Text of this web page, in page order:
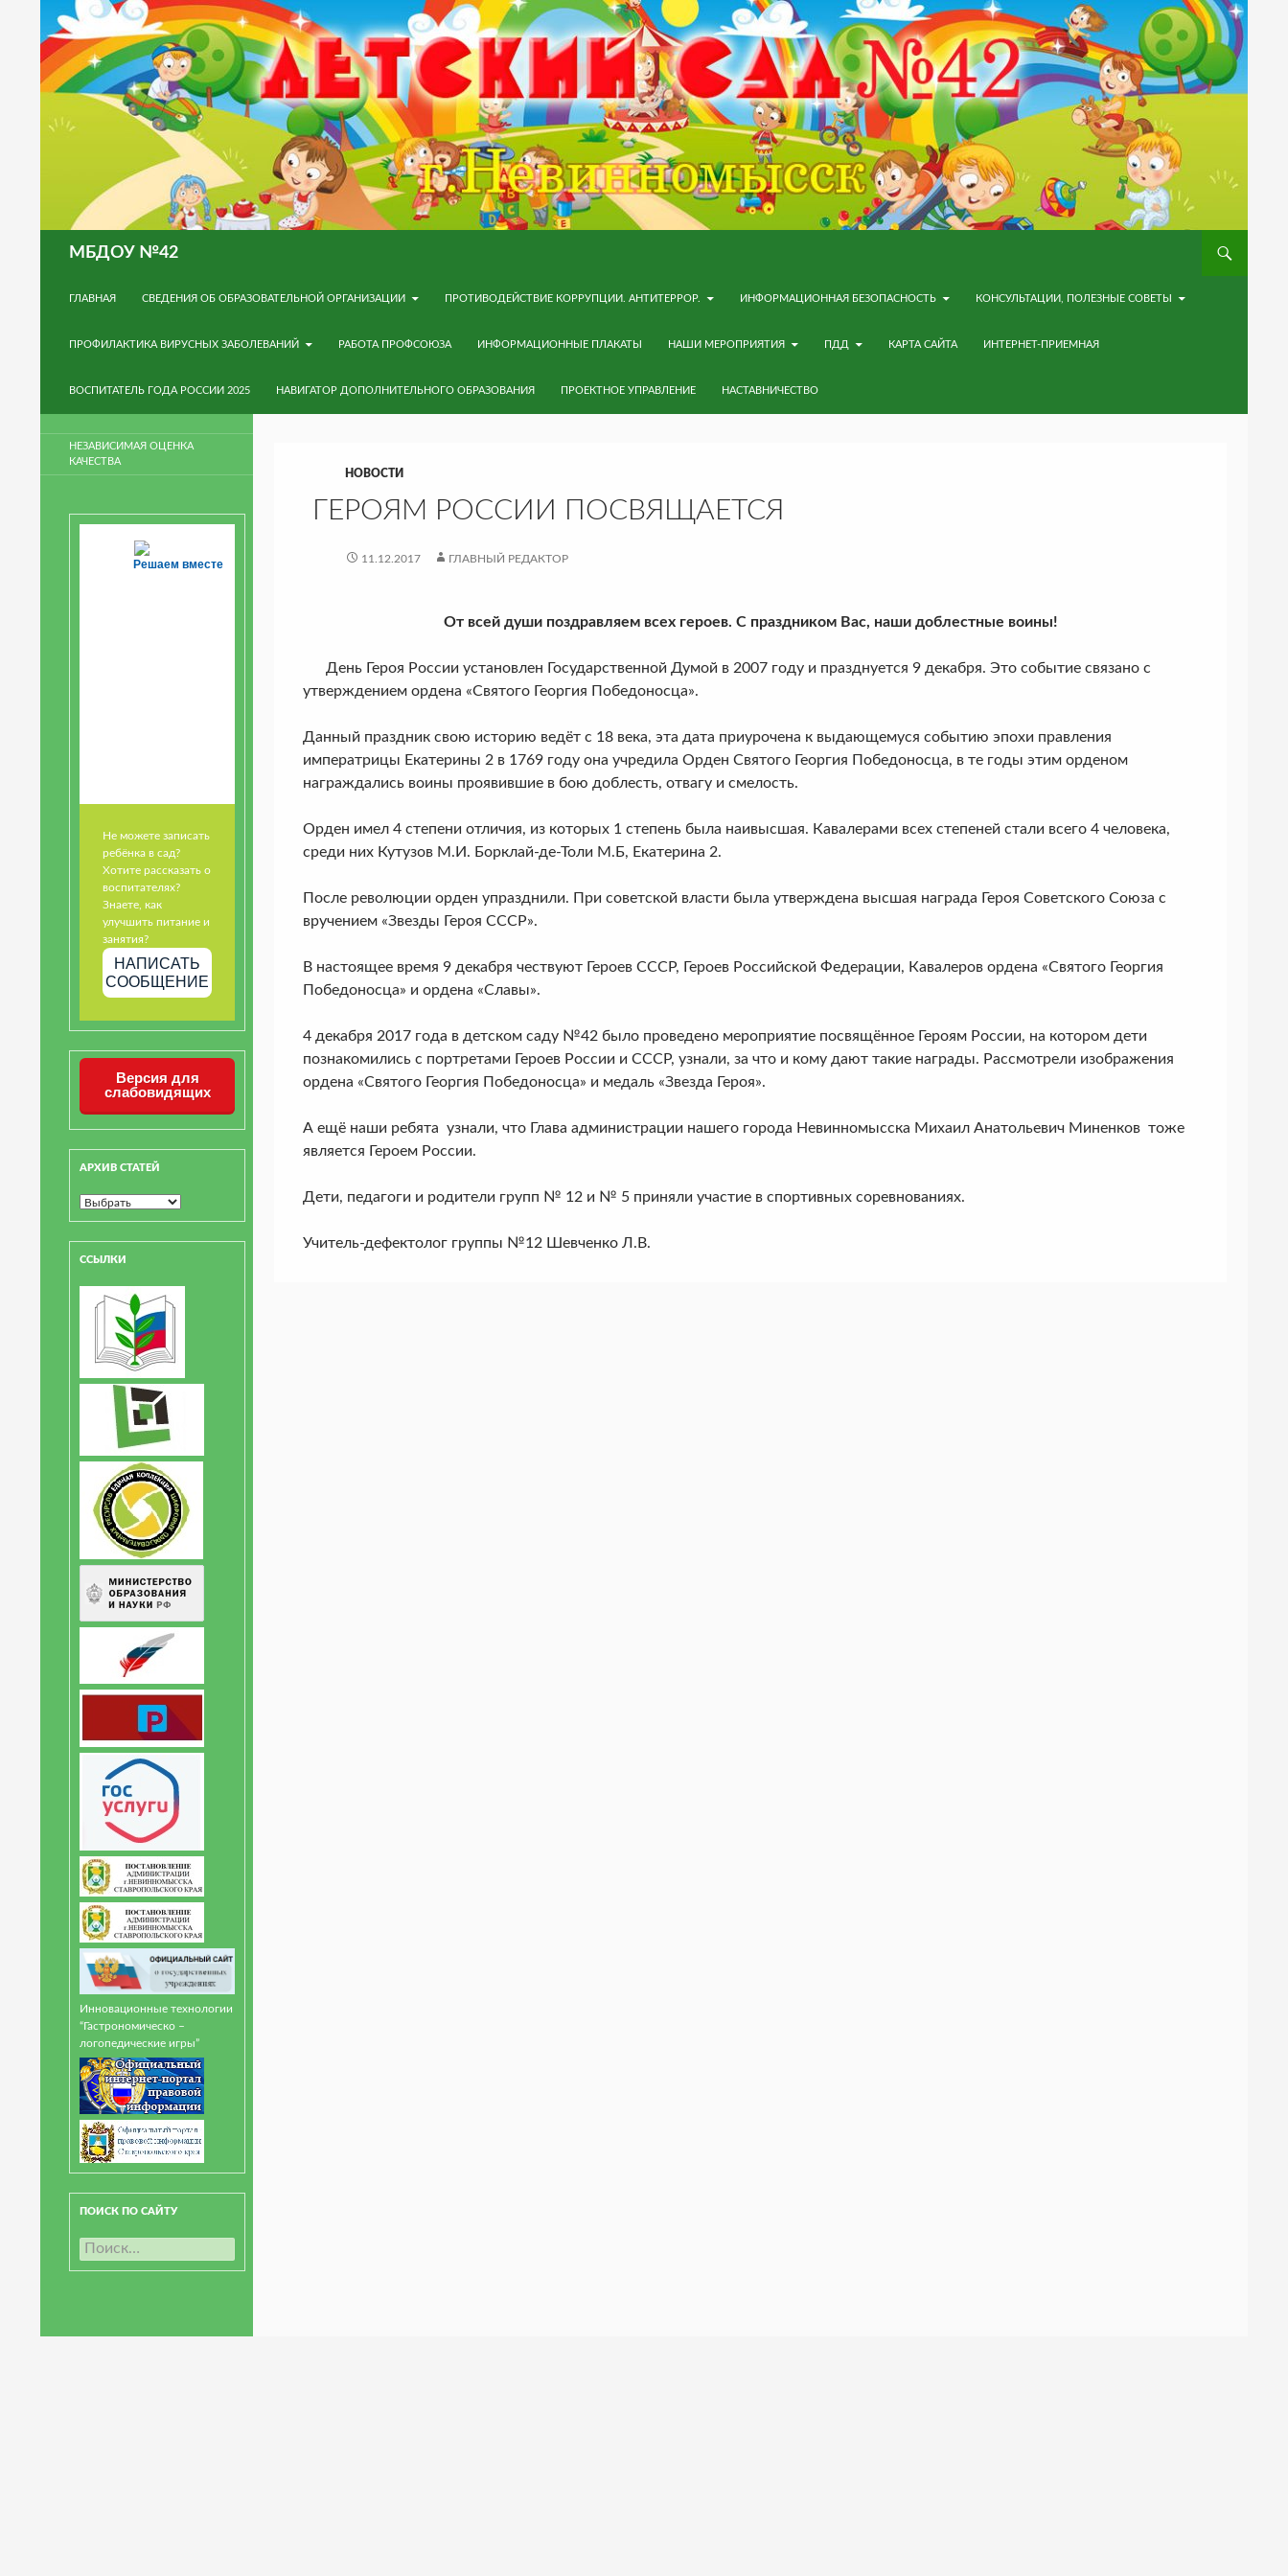
МБДОУ №42
ГЛАВНАЯ
СВЕДЕНИЯ ОБ ОБРАЗОВАТЕЛЬНОЙ ОРГАНИЗАЦИИ ПРОТИВОДЕЙСТВИЕ КОРРУПЦИИ. АНТИТЕРРОР. ИНФОРМАЦИОННАЯ БЕЗОПАСНОСТЬ КОНСУЛЬТАЦИИ, ПОЛЕЗНЫЕ СОВЕТЫ
ПРОФИЛАКТИКА ВИРУСНЫХ ЗАБОЛЕВАНИЙ РАБОТА ПРОФСОЮЗА ИНФОРМАЦИОННЫЕ ПЛАКАТЫ НАШИ МЕРОПРИЯТИЯ ПДД КАРТА САЙТА ИНТЕРНЕТ-ПРИЕМНАЯ
ВОСПИТАТЕЛЬ ГОДА РОССИИ 2025 НАВИГАТОР ДОПОЛНИТЕЛЬНОГО ОБРАЗОВАНИЯ ПРОЕКТНОЕ УПРАВЛЕНИЕ НАСТАВНИЧЕСТВО
НОВОСТИ
ГЕРОЯМ РОССИИ ПОСВЯЩАЕТСЯ
11.12.2017 ГЛАВНЫЙ РЕДАКТОР
От всей души поздравляем всех героев. С праздником Вас, наши доблестные воины!
День Героя России установлен Государственной Думой в 2007 году и празднуется 9 декабря. Это событие связано с
утверждением ордена «Святого Георгия Победоносца».
Данный праздник свою историю ведёт с 18 века, эта дата приурочена к выдающемуся событию эпохи правления
императрицы Екатерины 2 в 1769 году она учредила Орден Святого Георгия Победоносца, в те годы этим орденом
награждались воины проявившие в бою доблесть, отвагу и смелость.
Орден имел 4 степени отличия, из которых 1 степень была наивысшая. Кавалерами всех степеней стали всего 4 человека,
среди них Кутузов М.И. Борклай-де-Толи М.Б, Екатерина 2.
После революции орден упразднили. При советской власти была утверждена высшая награда Героя Советского Союза с
вручением «Звезды Героя СССР».
В настоящее время 9 декабря чествуют Героев СССР, Героев Российской Федерации, Кавалеров ордена «Святого Георгия
Победоносца» и ордена «Славы».
4 декабря 2017 года в детском саду №42 было проведено мероприятие посвящённое Героям России, на котором дети
познакомились с портретами Героев России и СССР, узнали, за что и кому дают такие награды. Рассмотрели изображения
ордена «Святого Георгия Победоносца» и медаль «Звезда Героя».
А ещё наши ребята узнали, что Глава администрации нашего города Невинномысска Михаил Анатольевич Миненков тоже
является Героем России.
Дети, педагоги и родители групп № 12 и № 5 приняли участие в спортивных соревнованиях.
Учитель-дефектолог группы №12 Шевченко Л.В.
НЕЗАВИСИМАЯ ОЦЕНКА
КАЧЕСТВА
Решаем вместе
Не можете записать
ребёнка в сад?
Хотите рассказать о
воспитателях?
Знаете, как
улучшить питание и
занятия?
НАПИСАТЬ
СООБЩЕНИЕ
Версия для
слабовидящих
АРХИВ СТАТЕЙ
ССЫЛКИ
Инновационные технологии
“Гастрономическо –
логопедические игры”
ПОИСК ПО САЙТУ
Н
а